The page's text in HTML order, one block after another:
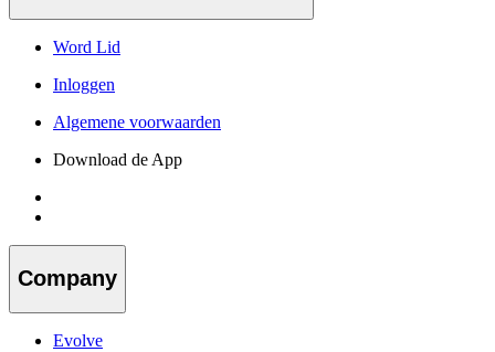
Word Lid
Inloggen
Algemene voorwaarden
Download de App
Company
Evolve